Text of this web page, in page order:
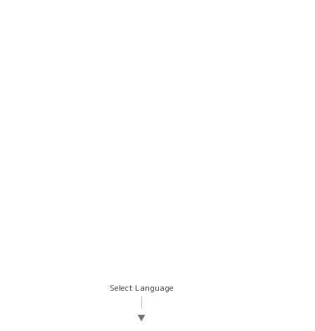
Select Language
▼